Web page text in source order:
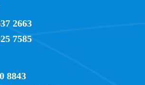
2663
7585
8843